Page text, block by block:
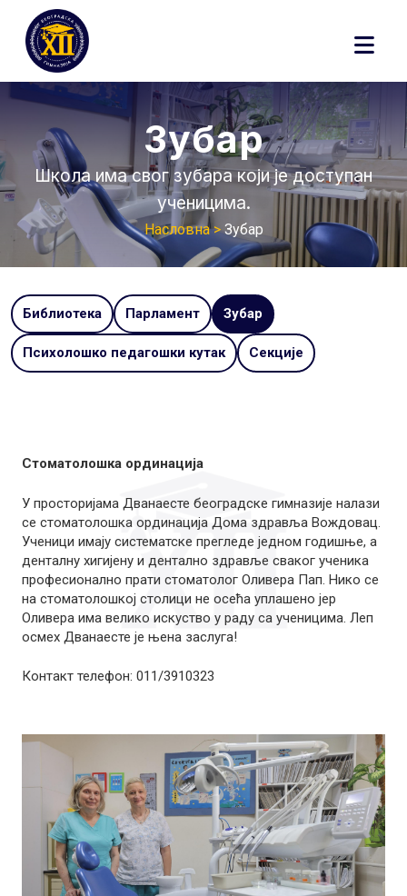
content
Зубар
Школа има свог зубара који је доступан
ученицима.
Насловна > Зубар
Библиотека Парламент Зубар
Психолошко педагошки кутак Секције
Стоматолошка ординација
У просторијама Дванаесте београдске гимназије налази
се стоматолошка ординација Дома здравља Вождовац.
Ученици имају систематске прегледе једном годишње, а
денталну хигијену и дентално здравље сваког ученика
професионално прати стоматолог Оливера Пап. Нико се
на стоматолошкој столици не осећа уплашено јер
Оливера има велико искуство у раду са ученицима. Леп
осмех Дванаесте је њена заслуга!
Контакт телефон: 011/3910323